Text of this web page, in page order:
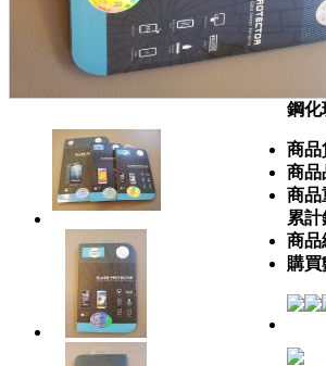
鋼化
商品
商品
商品
累計
商品
購買